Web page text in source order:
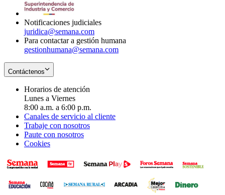
Notificaciones judiciales
juridica@semana.com
Para contactar a gestión humana
gestionhumana@semana.com
Contáctenos
Horarios de atención
Lunes a Viernes
8:00 a.m. a 6:00 p.m.
Canales de servicio al cliente
Trabaje con nosotros
Paute con nosotros
Cookies